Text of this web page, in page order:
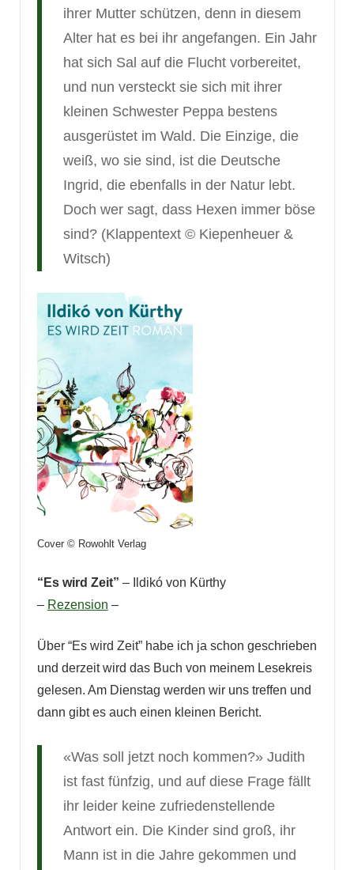
ihrer Mutter schützen, denn in diesem
Alter hat es bei ihr angefangen. Ein Jahr
hat sich Sal auf die Flucht vorbereitet,
und nun versteckt sie sich mit ihrer
kleinen Schwester Peppa bestens
ausgerüstet im Wald. Die Einzige, die
weiß, wo sie sind, ist die Deutsche
Ingrid, die ebenfalls in der Natur lebt.
Doch wer sagt, dass Hexen immer böse
sind? (Klappentext © Kiepenheuer &
Witsch)
Cover © Rowohlt Verlag
“Es wird Zeit” – Ildikó von Kürthy
– Rezension –
Über “Es wird Zeit” habe ich ja schon geschrieben
und derzeit wird das Buch von meinem Lesekreis
gelesen. Am Dienstag werden wir uns treffen und
dann gibt es auch einen kleinen Bericht.
«Was soll jetzt noch kommen?» Judith
ist fast fünfzig, und auf diese Frage fällt
ihr leider keine zufriedenstellende
Antwort ein. Die Kinder sind groß, ihr
Mann ist in die Jahre gekommen und